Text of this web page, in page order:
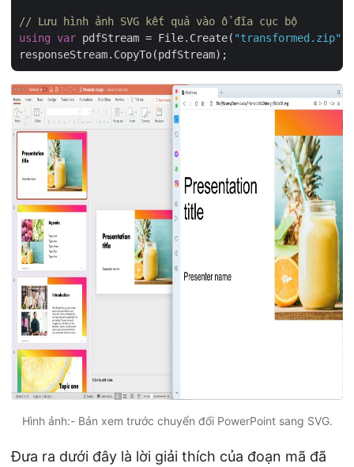
// Lưu hình ảnh SVG kết quả vào ổ đĩa cục bộ
using
var pdfStream = File.Create( "transformed.zip"
Hình ảnh:- Bản xem trước chuyển đổi PowerPoint sang SVG.
Đưa ra dưới đây là lời giải thích của đoạn mã đã